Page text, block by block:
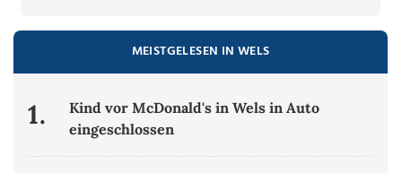
MEISTGELESEN IN WELS
1.
Kind vor McDonald's in Wels in Auto
eingeschlossen